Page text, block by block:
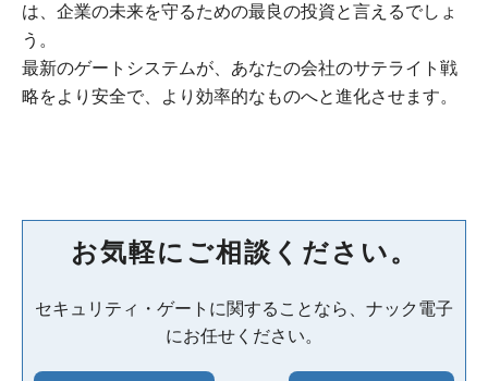
は、企業の未来を守るための最良の投資と言えるでしょ
う。
最新のゲートシステムが、あなたの会社のサテライト戦
略をより安全で、より効率的なものへと進化させます。
お気軽にご相談ください。
セキュリティ・ゲートに関することなら、ナック電子
にお任せください。